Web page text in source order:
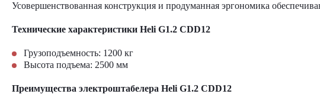
Усовершенствованная конструкция и продуманная эргономика
Технические характеристики Heli G1.2 CDD12
Грузоподъемность: 1200 кг
Высота подъема: 2500 мм
Преимущества электроштабелера Heli G1.2 CDD12